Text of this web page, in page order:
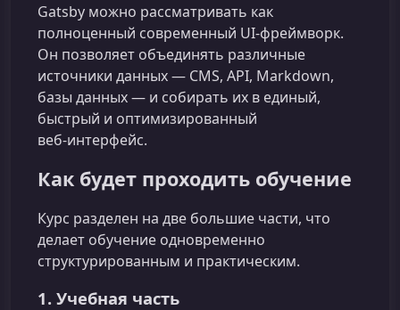
Gatsby можно рассматривать как
полноценный современный UI‑фреймворк.
Он позволяет объединять различные
источники данных — CMS, API, Markdown,
базы данных — и собирать их в единый,
быстрый и оптимизированный
веб‑интерфейс.
Как будет проходить обучение
Курс разделен на две большие части, что
делает обучение одновременно
структурированным и практическим.
1. Учебная часть